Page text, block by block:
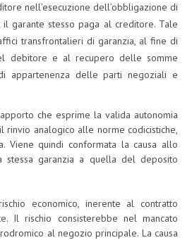
nell’esecuzione dell’obbligazione di
garante stesso paga al creditore. Tale
transfrontalieri di garanzia, al fine di
debitore e al recupero delle somme
appartenenza delle parti negoziali e
che esprime la valida autonomia
analogico alle norme codicistiche,
Viene quindi conformata la causa allo
garanzia a quella del deposito
economico, inerente al contratto
Il rischio consisterebbe nel mancato
al negozio principale. La causa